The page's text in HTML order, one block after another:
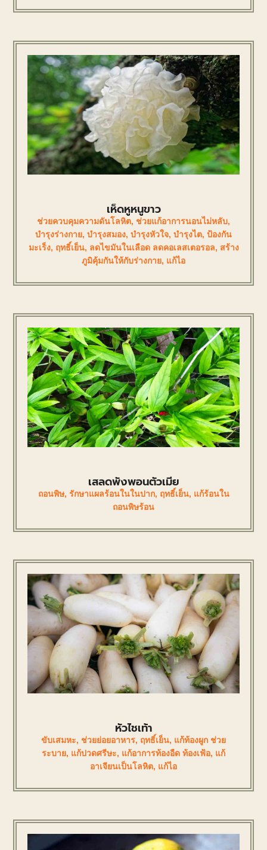
เห็ดหูหนูขาว
ช่วยควบคุมความดันโลหิต, ช่วยแก้อาการนอนไม่หลับ,
บำรุงร่างกาย, บำรุงสมอง, บำรุงหัวใจ, บำรุงไต, ป้องกัน
มะเร็ง, ฤทธิ์เย็น, ลดไขมันในเลือด ลดคอเลสเตอรอล, สร้าง
ภูมิคุ้มกันให้กับร่างกาย, แก้ไอ
เสลดพังพอนตัวเมีย
ถอนพิษ, รักษาแผลร้อนในในปาก, ฤทธิ์เย็น, แก้ร้อนใน
ถอนพิษร้อน
หัวไชเท้า
ขับเสมหะ, ช่วยย่อยอาหาร, ฤทธิ์เย็น, แก้ท้องผูก ช่วย
ระบาย, แก้ปวดศรีษะ, แก้อาการท้องอืด ท้องเฟ้อ, แก้
อาเจียนเป็นโลหิต, แก้ไอ